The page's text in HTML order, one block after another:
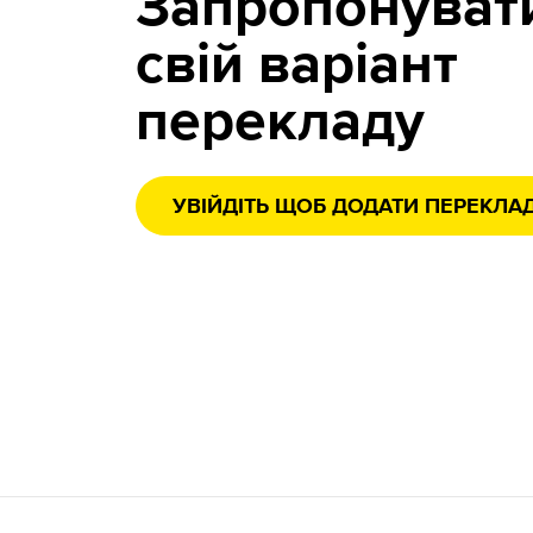
свій варіант
перекладу
УВІЙДІТЬ ЩОБ ДОДАТИ